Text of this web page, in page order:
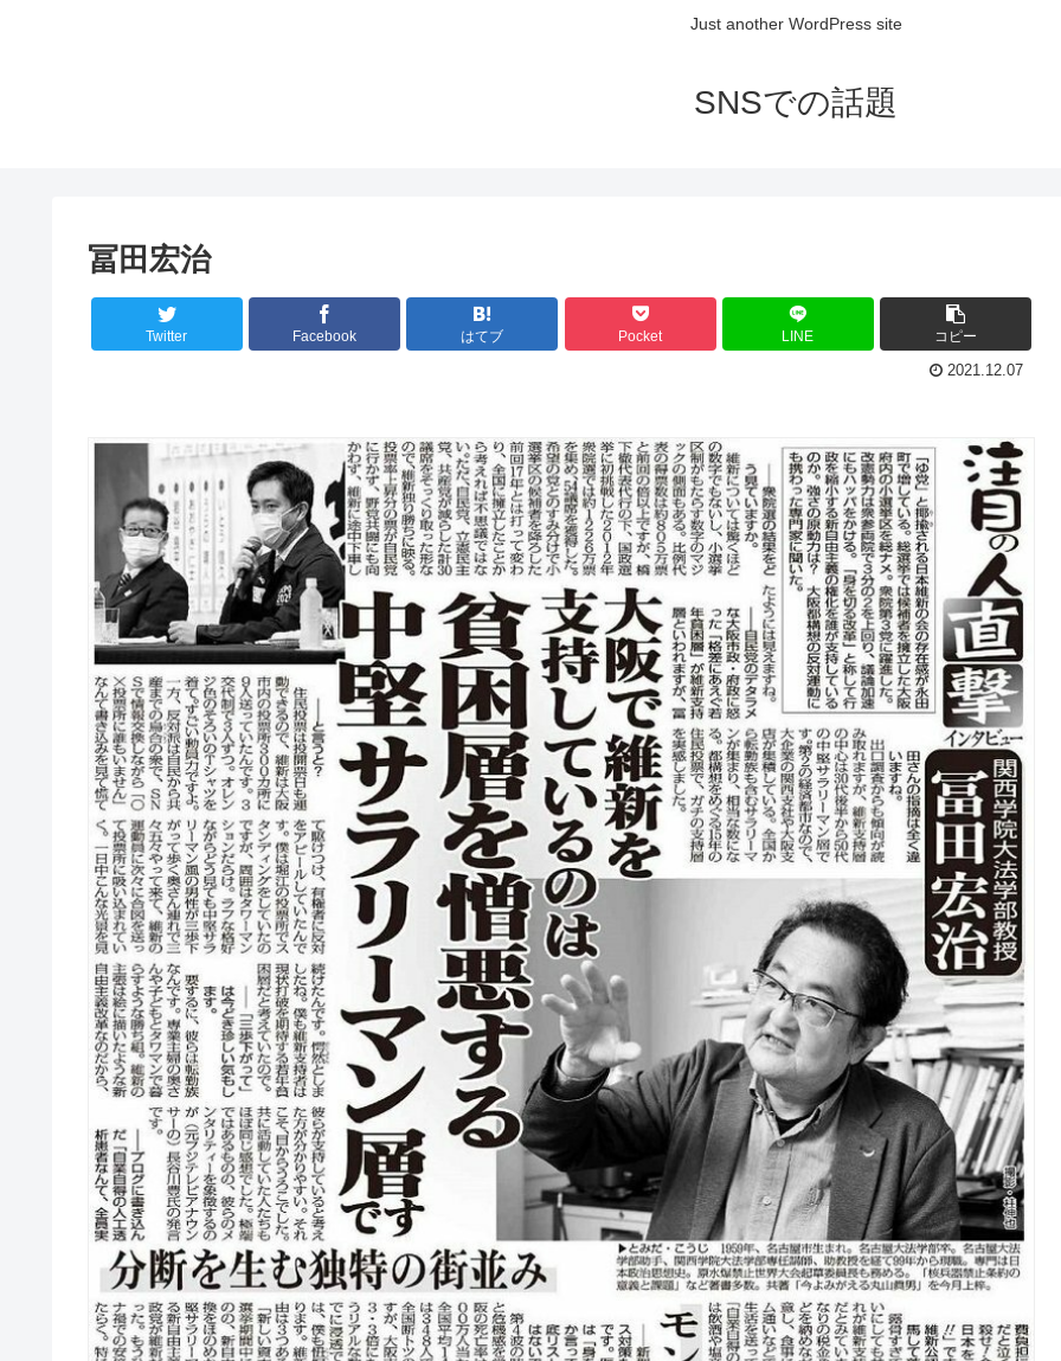
Just another WordPress site
SNSでの話題
冨田宏治
Twitter Facebook はてブ Pocket LINE コピー
2021.12.07